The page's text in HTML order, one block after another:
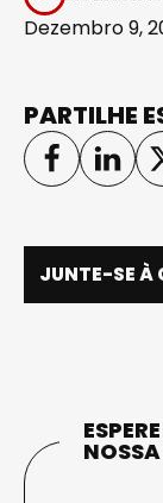
Dezembro 9,
PARTILHE
JUNTE-SE À